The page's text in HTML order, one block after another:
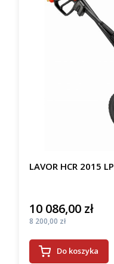
LAVOR HCR 2015 LP
Cena
10 086,00 zł
Cena
8 200,00 zł
Do koszyka